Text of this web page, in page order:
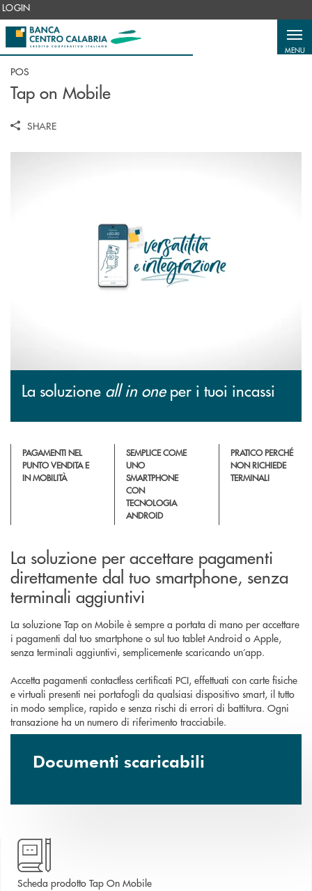
Salta al contenuto principale
LOGIN
MENU
POS
Tap on Mobile
SHARE
La soluzione all in oneper i tuoi incassi
PAGAMENTI NEL
PUNTO VENDITA E
IN MOBILITÀ
SEMPLICE COME
UNO
SMARTPHONE
CON
TECNOLOGIA
ANDROID
PRATICO PERCHÉ
NON RICHIEDE
TERMINALI
La soluzione per accettare pagamenti
direttamente dal tuo smartphone, senza
terminali aggiuntivi
La soluzione Tap on Mobile è sempre a portata di mano per accettare
i pagamenti dal tuo smartphone o sul tuo tablet Android o Apple,
senza terminali aggiuntivi, semplicemente scaricando un’app.
Accetta pagamenti contactless certificati PCI, effettuati con carte fisiche
e virtuali presenti nei portafogli da qualsiasi dispositivo smart, il tutto
in modo semplice, rapido e senza rischi di errori di battitura. Ogni
transazione ha un numero di riferimento tracciabile.
Documenti scaricabili
Scheda prodotto Tap On Mobileapre una nuova finestra